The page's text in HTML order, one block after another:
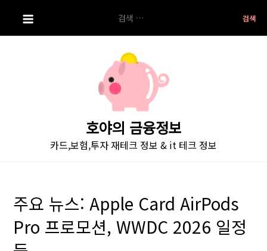
i
색:
호야의 금융정보
카드,보험,투자 재테크 정보 & it 테크 정보
주요 뉴스: Apple Card AirPods
Pro 프로모션, WWDC 2026 일정